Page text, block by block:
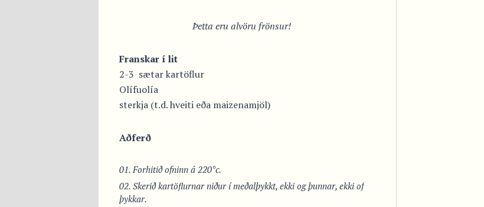
Þetta eru alvöru frönsur!
Franskar í lit
2-3 sætar kartöflur
Olífuolía
sterkja (t.d. hveiti eða maizenamjöl)
Aðferð
Forhitið ofninn á 220°c.
Skerið kartöflurnar niður í meðalþykkt, ekki og þunnar, ekki of
þykkar.